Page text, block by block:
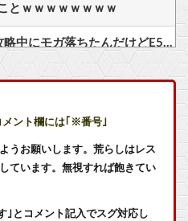
とｗｗｗｗｗｗｗｗ
【艦これ】E4甲モガ切って攻略中にモガ落ちたんだけどE5甲で使うために育てる価値ある？
♪ 他
ント欄には｢※番号｣
うお願いします。荒らしはレス
ています。無視すれば飽きてい
｣とコメント記入でスグ対応し